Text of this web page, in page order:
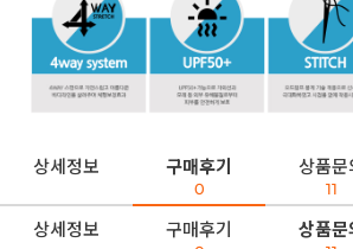
상세정보 구매후기
0
상품문
11
상세정보 구매후기 상품문